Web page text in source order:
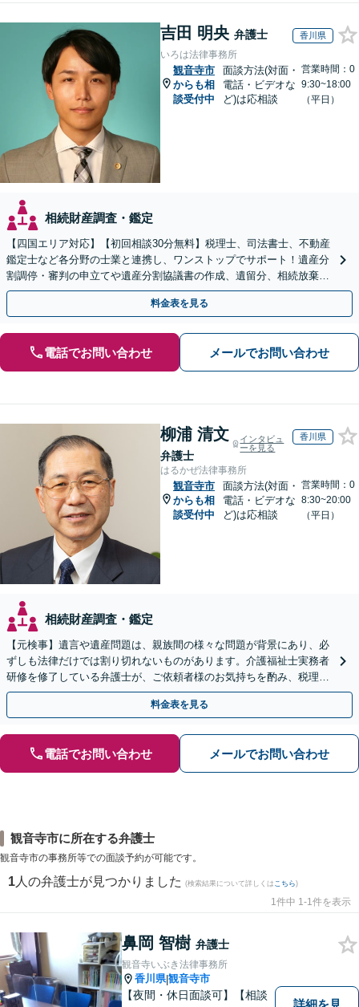
吉田 明央 弁護士 香川県
いろは法律事務所
観音寺市
からも相
談受付中
面談方法(対面・
電話・ビデオな
ど)は応相談
営業時間：0
9:30~18:00
（平日）
相続財産調査・鑑定
【四国エリア対応】【初回相談30分無料】税理士、司法書士、不動産
鑑定士など各分野の士業と連携し、ワンストップでサポート！遺産分
割調停・審判の申立てや遺産分割協議書の作成、遺留分、相続放棄、
遺言書など幅広いご相談に対応【オンライン面談OK】
料金表を見る
電話でお問い合わせ メールでお問い合わせ
柳浦 清文
弁護士
インタビュ
ーを見る
香川県
はるかぜ法律事務所
観音寺市
からも相
談受付中
面談方法(対面・
電話・ビデオな
ど)は応相談
営業時間：0
8:30~20:00
（平日）
相続財産調査・鑑定
【元検事】遺言や遺産問題は、親族間の様々な問題が背景にあり、必
ずしも法律だけでは割り切れないものがあります。介護福祉士実務者
研修を修了している弁護士が、ご依頼者様のお気持ちを酌み、税理士
など他士業とも密接に連携しながら丁寧に対応いたします。
料金表を見る
電話でお問い合わせ メールでお問い合わせ
観音寺市に所在する弁護士
観音寺市の事務所等での面談予約が可能です。
1 人の弁護士が見つかりました (検索結果について詳しくは こちら)
1件中 1-1件を表示
鼻岡 智樹 弁護士
観音寺いぶき法律事務所
香川県|観音寺市
【夜間・休日面談可】【相談
詳細を見